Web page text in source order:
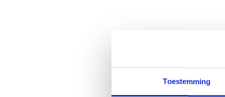
Toestemming